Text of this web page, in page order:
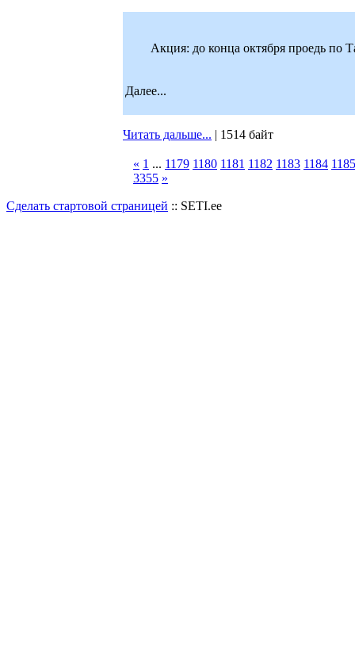
Акция: до конца октября проедь по
Далее...
Читать дальше... | 1514 байт
« 1 ... 1179 1180 1181 1182 1183 1184 1185
3355 »
Сделать стартовой страницей :: SETI.ee